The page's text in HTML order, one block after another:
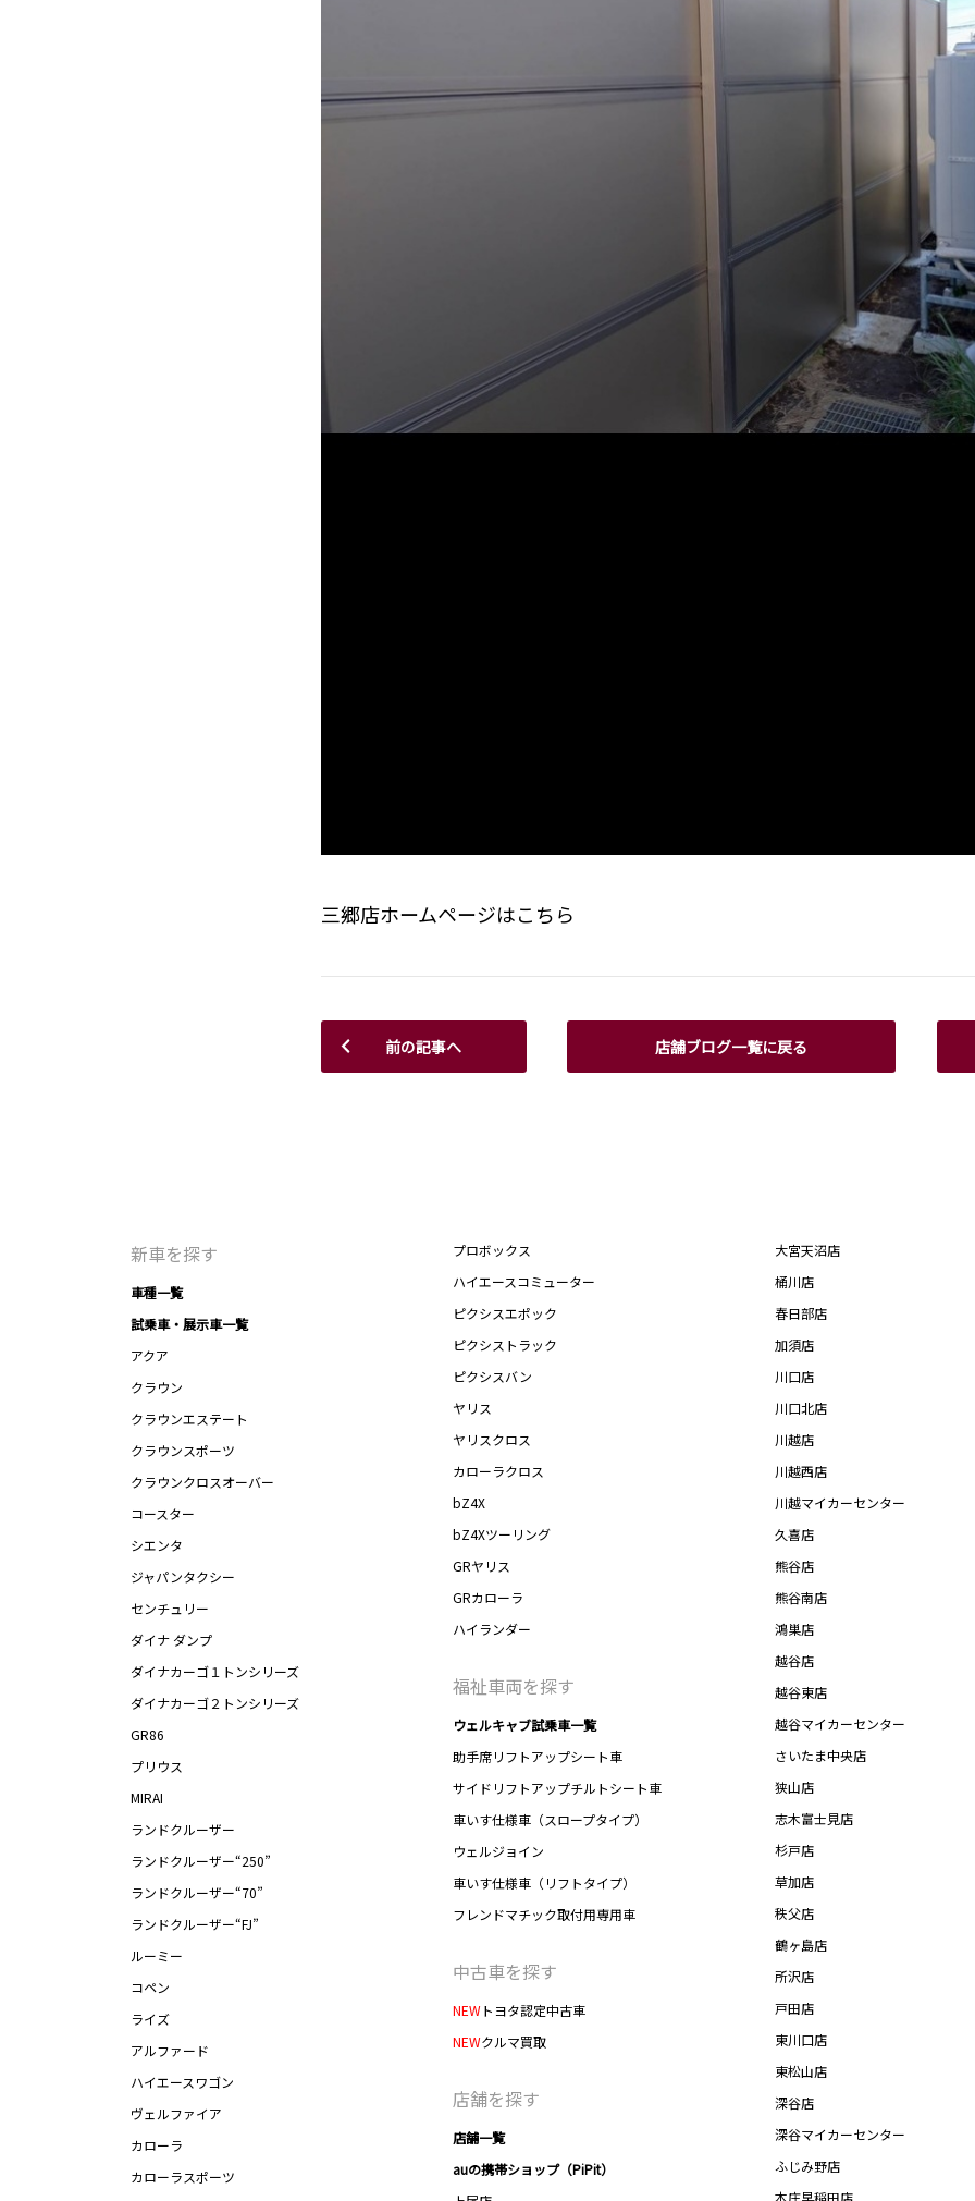
三郷店ホームページはこちら
前の記事へ 店舗ブログ一覧に戻る
新車を探す
車種一覧
試乗車・展示車一覧
アクア
クラウン
クラウンエステート
クラウンスポーツ
クラウンクロスオーバー
コースター
シエンタ
ジャパンタクシー
センチュリー
ダイナ ダンプ
ダイナカーゴ１トンシリーズ
ダイナカーゴ２トンシリーズ
GR86
プリウス
MIRAI
ランドクルーザー
ランドクルーザー“250”
ランドクルーザー“70”
ランドクルーザー“FJ”
ルーミー
コペン
ライズ
アルファード
ハイエースワゴン
ヴェルファイア
カローラ
カローラスポーツ
プロボックス
ハイエースコミューター
ピクシスエポック
ピクシストラック
ピクシスバン
ヤリス
ヤリスクロス
カローラクロス
bZ4X
bZ4Xツーリング
GRヤリス
GRカローラ
ハイランダー
福祉車両を探す
ウェルキャブ試乗車一覧
助手席リフトアップシート車
サイドリフトアップチルトシート車
車いす仕様車（スロープタイプ）
ウェルジョイン
車いす仕様車（リフトタイプ）
フレンドマチック取付用専用車
中古車を探す
NEWトヨタ認定中古車
NEWクルマ買取
店舗を探す
店舗一覧
auの携帯ショップ（PiPit）
大宮天沼店
桶川店
春日部店
加須店
川口店
川口北店
川越店
川越西店
川越マイカーセンター
久喜店
熊谷店
熊谷南店
鴻巣店
越谷店
越谷東店
越谷マイカーセンター
さいたま中央店
狭山店
志木富士見店
杉戸店
草加店
秩父店
鶴ヶ島店
所沢店
戸田店
東川口店
東松山店
深谷店
深谷マイカーセンター
ふじみ野店
本庄早稲田店